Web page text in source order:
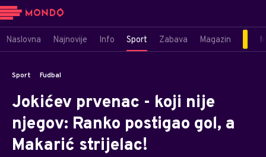
Naslovna Najnovije Info Sport Zabava Magazin
Sport Fudbal
Jokićev prvenac - koji nije
njegov: Ranko postigao gol, a
Makarić strijelac!